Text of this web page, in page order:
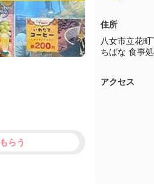
もらう
住所
八女市立花
ちばな 食事
アクセス